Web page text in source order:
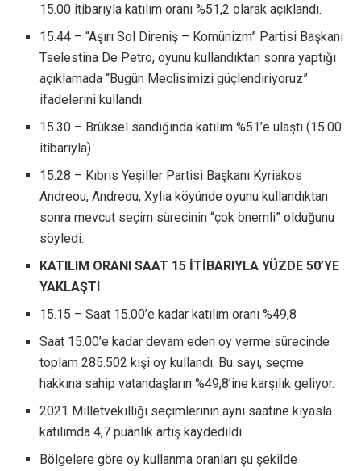
15.00 itibarıyla katılım oranı %51,2 olarak açıklandı.
15.44 – “Aşırı Sol Direniş – Komünizm” Partisi Başkanı
Tselestina De Petro, oyunu kullandıktan sonra yaptığı
açıklamada “Bugün Meclisimizi güçlendiriyoruz”
ifadelerini kullandı.
15.30 – Brüksel sandığında katılım %51’e ulaştı (15.00
itibarıyla)
15.28 – Kıbrıs Yeşiller Partisi Başkanı Kyriakos
Andreou, Andreou, Xylia köyünde oyunu kullandıktan
sonra mevcut seçim sürecinin “çok önemli” olduğunu
söyledi.
KATILIM ORANI SAAT 15 İTİBARIYLA YÜZDE 50’YE
YAKLAŞTI
15.15 – Saat 15.00’e kadar katılım oranı %49,8
Saat 15.00’e kadar devam eden oy verme sürecinde
toplam 285.502 kişi oy kullandı. Bu sayı, seçme
hakkına sahip vatandaşların %49,8’ine karşılık geliyor.
2021 Milletvekilliği seçimlerinin aynı saatine kıyasla
katılımda 4,7 puanlık artış kaydedildi.
Bölgelere göre oy kullanma oranları şu şekilde